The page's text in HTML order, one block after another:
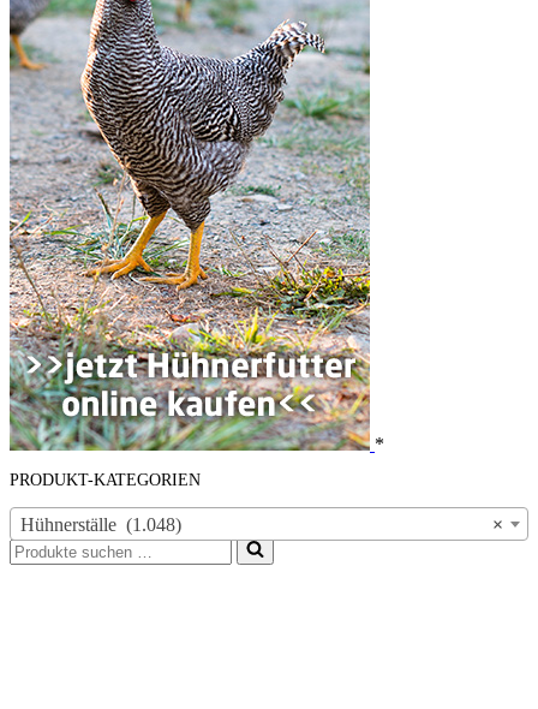
*
PRODUKT-KATEGORIEN
×
Hühnerställe (1.048)
Suchen
nach …